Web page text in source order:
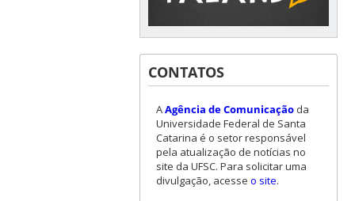
CONTATOS
AAgência de Comunicaçãoda
Universidade Federal de Santa
Catarina é o setor responsável
pela atualização de notícias no
site da UFSC. Para solicitar uma
divulgação, acesse o site.